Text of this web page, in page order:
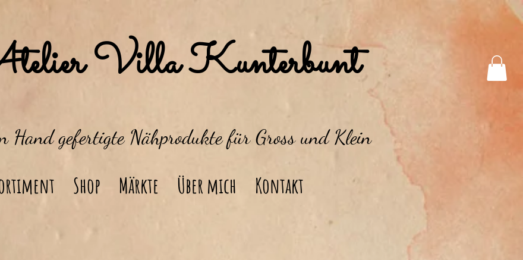
Villa Kunterbunt
Hand gefertigte Nähprodukte für Gross und Klein
Shop Märkte Über mich Kontakt